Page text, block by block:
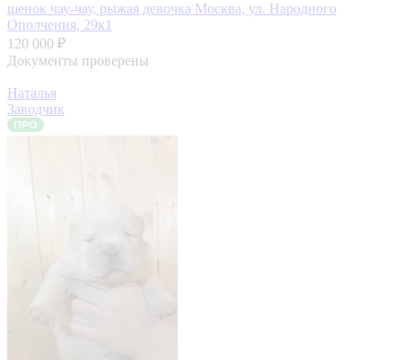
щенок чау-чау, рыжая девочка Москва, ул. Народного
Ополчения, 29к1
120 000 ₽
Документы проверены
Наталья
Заводчик